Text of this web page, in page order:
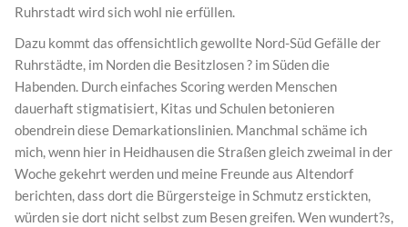
Ruhrstadt wird sich wohl nie erfüllen.
Dazu kommt das offensichtlich gewollte Nord-Süd Gefälle der
Ruhrstädte, im Norden die Besitzlosen ? im Süden die
Habenden. Durch einfaches Scoring werden Menschen
dauerhaft stigmatisiert, Kitas und Schulen betonieren
obendrein diese Demarkationslinien. Manchmal schäme ich
mich, wenn hier in Heidhausen die Straßen gleich zweimal in der
Woche gekehrt werden und meine Freunde aus Altendorf
berichten, dass dort die Bürgersteige in Schmutz erstickten,
würden sie dort nicht selbst zum Besen greifen. Wen wundert?s,